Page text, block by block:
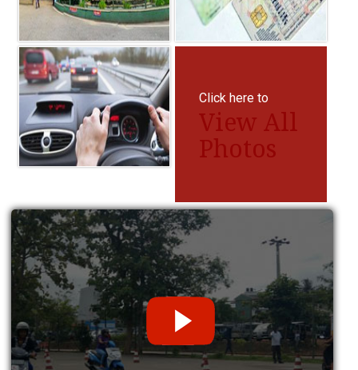
Click here to
View All
Photos